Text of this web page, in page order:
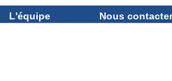
L'équipe Nous contacter